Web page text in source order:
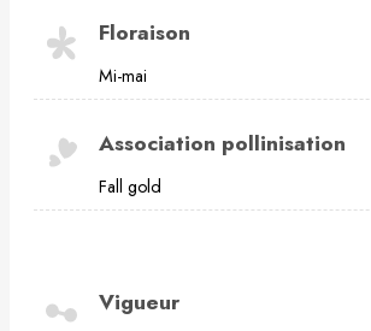
Floraison
Mi-mai
Association pollinisation
Fall gold
Vigueur